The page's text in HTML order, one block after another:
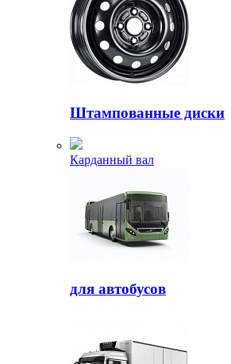
Штампованные диски
Карданный вал
для автобусов